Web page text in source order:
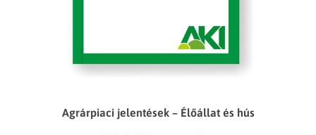
Agrárpiaci jelentések – Élőállat és hús